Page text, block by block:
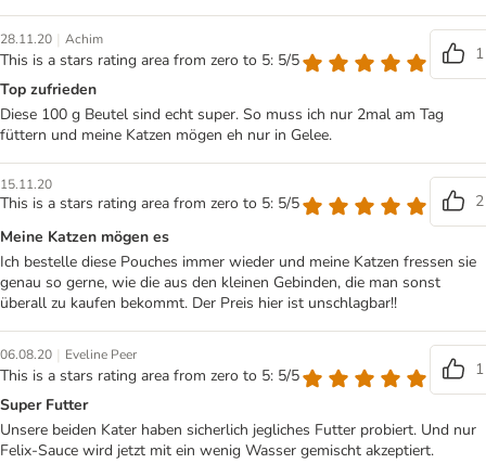
28.11.20 | Achim
This is a stars rating area from zero to 5: 5/5
1
Top zufrieden
Diese 100 g Beutel sind echt super. So muss ich nur 2mal am Tag
füttern und meine Katzen mögen eh nur in Gelee.
15.11.20
This is a stars rating area from zero to 5: 5/5
2
Meine Katzen mögen es
Ich bestelle diese Pouches immer wieder und meine Katzen fressen sie
genau so gerne, wie die aus den kleinen Gebinden, die man sonst
überall zu kaufen bekommt. Der Preis hier ist unschlagbar!!
06.08.20 | Eveline Peer
This is a stars rating area from zero to 5: 5/5
1
Super Futter
Unsere beiden Kater haben sicherlich jegliches Futter probiert. Und nur
Felix-Sauce wird jetzt mit ein wenig Wasser gemischt akzeptiert.